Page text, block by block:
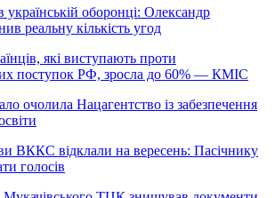
оборонці: Олександр
реальну кількість угод
які виступають проти
поступок РФ, зросла до 60% — КМІС
очолила Нацагентство із забезпечення
ВККС відклали на вересень: Пасічнику
голосів